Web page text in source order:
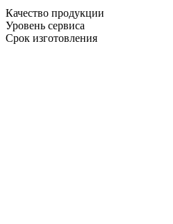
Качество продукции
Уровень сервиса
Срок изготовления